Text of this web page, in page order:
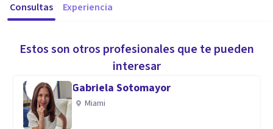
Consultas Experiencia
Estos son otros profesionales que te pueden
interesar
Gabriela Sotomayor
Miami